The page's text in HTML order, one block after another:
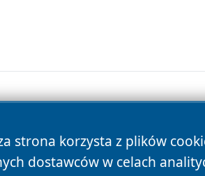
strona korzysta z plików
dostawców w celach